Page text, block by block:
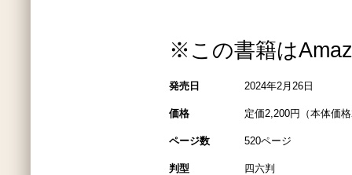
※この書籍は
発売日 2024年2月26日
価格 定価2,200円（本体価
ページ数 520ページ
判型 四六判